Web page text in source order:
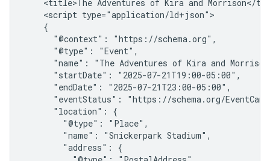
<title>The Adventures of Kira and Morrison</
    <script type="application/ld+json">
    {
      "@context": "https://schema.org",
      "@type": "Event",
"name": "The Adventures of Kira and
      "startDate": "2025-07-21T19:00-05:00",
      "endDate": "2025-07-21T23:00-05:00",
"eventStatus": "https://schema.org/
      "location": {
        "@type": "Place",
        "name": "Snickerpark Stadium",
        "address": {